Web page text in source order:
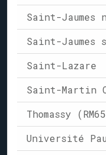
Saint-Jaumes
Saint-Jaumes
Saint-Lazare
Saint-Martin
Thomassy
Université